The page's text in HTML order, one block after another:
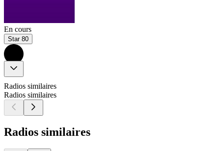
En cours
Star 80
Radios similaires
Radios similaires
Radios similaires